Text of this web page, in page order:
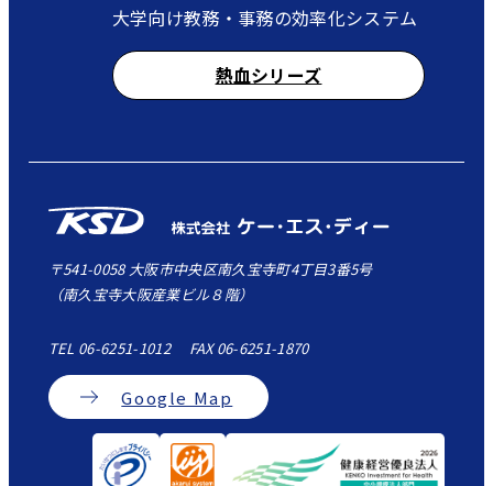
大学向け教務・事務の効率化システム
熱血シリーズ
〒541-0058 大阪市中央区南久宝寺町4丁目3番5号
（南久宝寺大阪産業ビル８階）
TEL 06-6251-1012 FAX 06-6251-1870
Google Map